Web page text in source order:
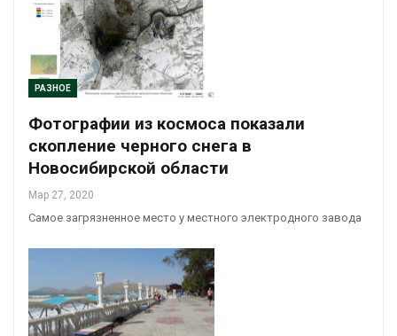
РАЗНОЕ
Фотографии из космоса показали
скопление черного снега в
Новосибирской области
Мар 27, 2020
Самое загрязненное место у местного электродного завода